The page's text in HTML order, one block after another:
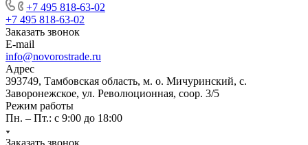
+7 495 818-63-02
+7 495 818-63-02
Заказать звонок
E-mail
info@novorostrade.ru
Адрес
393749, Тамбовская область, м. о. Мичуринский, с.
Заворонежское, ул. Революционная, соор. 3/5
Режим работы
Пн. – Пт.: с 9:00 до 18:00
Заказать звонок